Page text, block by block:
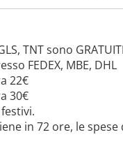
TNT sono
FEDEX, MBE, DHL
22€
30€
in 72 ore, le